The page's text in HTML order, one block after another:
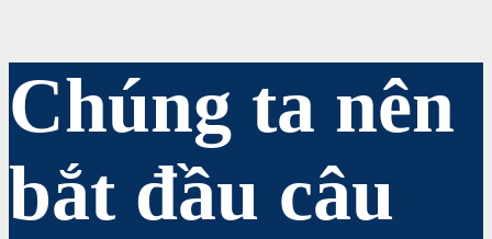
Chúng ta nên
bắt đầu câu